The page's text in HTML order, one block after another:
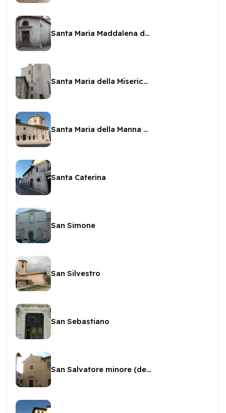
Santa Maria Maddalena de Capatis
Santa Maria della Misericordia
Santa Maria della Manna d'Oro
Santa Caterina
San Simone
San Silvestro
San Sebastiano
San Salvatore minore (dello Spirito Santo)